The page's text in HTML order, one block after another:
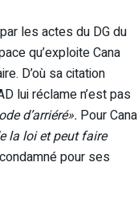
les actes du DG du
qu’exploite Cana
D’où sa citation
lui réclame n’est pas
d’arriéré». Pour Cana
la loi et peut faire
pour ses